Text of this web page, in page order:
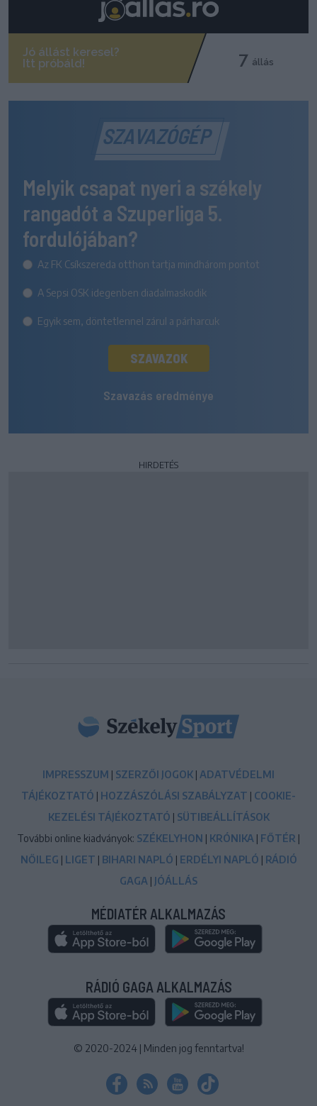
SZAVAZÓGÉP
Melyik csapat nyeri a székely
rangadót a Szuperliga 5.
fordulójában?
Az FK Csíkszereda otthon tartja mindhárom pontot
A Sepsi OSK idegenben diadalmaskodik
Egyik sem, döntetlennel zárul a párharcuk
SZAVAZOK
Szavazás eredménye
HIRDETÉS
IMPRESSZUM | SZERZŐI JOGOK | ADATVÉDELMI
TÁJÉKOZTATÓ | HOZZÁSZÓLÁSI SZABÁLYZAT | COOKIE-
KEZELÉSI TÁJÉKOZTATÓ | SÜTIBEÁLLÍTÁSOK
További online kiadványok: SZÉKELYHON | KRÓNIKA | FŐTÉR |
NŐILEG | LIGET | BIHARI NAPLÓ | ERDÉLYI NAPLÓ | RÁDIÓ
GAGA | JÓÁLLÁS
MÉDIATÉR ALKALMAZÁS
RÁDIÓ GAGA ALKALMAZÁS
© 2020-2024 | Minden jog fenntartva!